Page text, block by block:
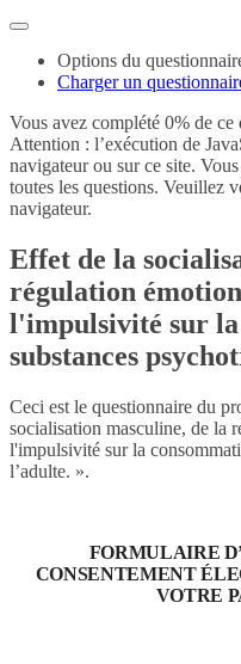
Options du
Charger un
Vous avez complété 0% de ce
Attention : l’exécution de
navigateur ou sur ce site.
toutes les questions. Veuillez
navigateur.
Effet de la
régulation
l'impulsivité sur la
substances
Ceci est le questionnaire du
socialisation masculine, de la
l'impulsivité sur la
l’adulte. ».
FORMULAIRE
CONSENTEMENT
VOTRE